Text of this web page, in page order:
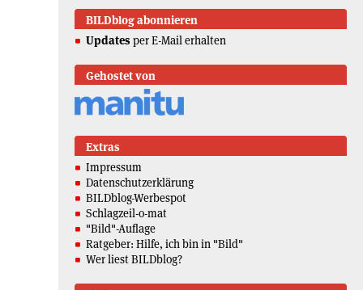
BILDblog abonnieren
Updates per E-Mail erhalten
Gehostet von
Extras
Impressum
Datenschutzerklärung
BILDblog-Werbespot
Schlagzeil-o-mat
"Bild"-Auflage
Ratgeber: Hilfe, ich bin in "Bild"
Wer liest BILDblog?